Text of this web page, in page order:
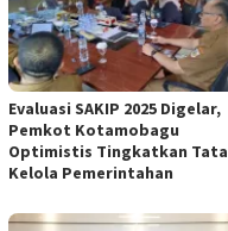
Evaluasi SAKIP 2025 Digelar,
Pemkot Kotamobagu
Optimistis Tingkatkan Tata
Kelola Pemerintahan